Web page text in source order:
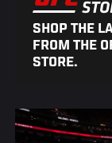
SHOP THE
FROM THE
STORE.